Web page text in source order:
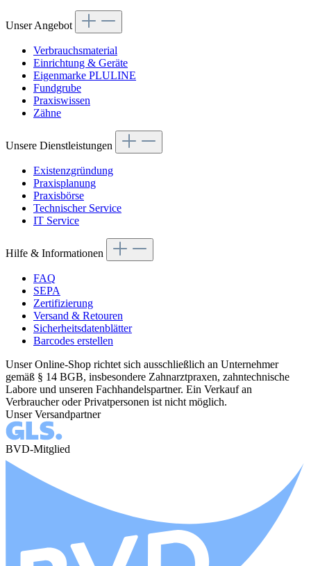
Unser Angebot
Verbrauchsmaterial
Einrichtung & Geräte
Eigenmarke PLULINE
Fundgrube
Praxiswissen
Zähne
Unsere Dienstleistungen
Existenzgründung
Praxisplanung
Praxisbörse
Technischer Service
IT Service
Hilfe & Informationen
FAQ
SEPA
Zertifizierung
Versand & Retouren
Sicherheitsdatenblätter
Barcodes erstellen
Unser Online-Shop richtet sich ausschließlich an Unternehmer
gemäß § 14 BGB, insbesondere Zahnarztpraxen, zahntechnische
Labore und unseren Fachhandelspartner. Ein Verkauf an
Verbraucher oder Privatpersonen ist nicht möglich.
Unser Versandpartner
BVD-Mitglied